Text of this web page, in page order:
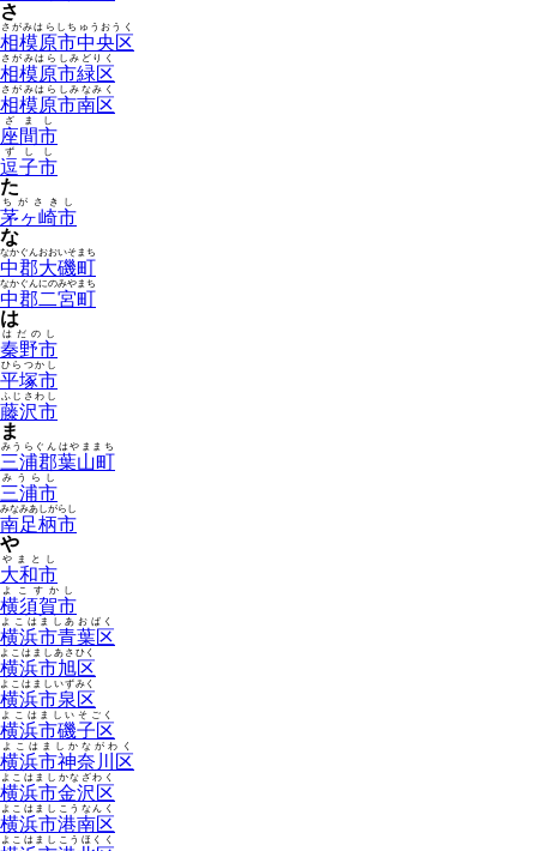
さ
相模原市中央区
さがみはらしちゅうおうく
相模原市緑区
さがみはらしみどりく
相模原市南区
さがみはらしみなみく
座間市
ざまし
逗子市
ずしし
た
茅ヶ崎市
ちがさきし
な
中郡大磯町
なかぐんおおいそまち
中郡二宮町
なかぐんにのみやまち
は
秦野市
はだのし
平塚市
ひらつかし
藤沢市
ふじさわし
ま
三浦郡葉山町
みうらぐんはやままち
三浦市
みうらし
南足柄市
みなみあしがらし
や
大和市
やまとし
横須賀市
よこすかし
横浜市青葉区
よこはましあおばく
横浜市旭区
よこはましあさひく
横浜市泉区
よこはましいずみく
横浜市磯子区
よこはましいそごく
横浜市神奈川区
よこはましかながわく
横浜市金沢区
よこはましかなざわく
横浜市港南区
よこはましこうなんく
よこはましこうほくく